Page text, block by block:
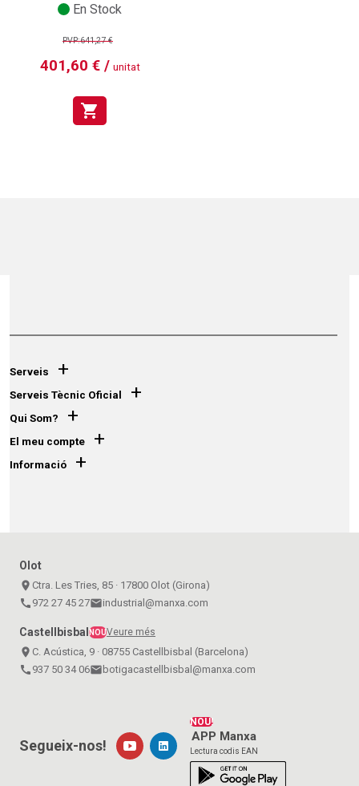
En Stock
PVP:641,27 €
401,60 € / unitat
shopping_cart
Serveis +
Serveis Tècnic Oficial +
Qui Som? +
El meu compte +
Informació +
Olot
place Ctra. Les Tries, 85 · 17800 Olot (Girona)
call 972 27 45 27emailindustrial@manxa.com
Castellbisbal NOUVeure més
place C. Acústica, 9 · 08755 Castellbisbal (Barcelona)
call 937 50 34 06emailbotigacastellbisbal@manxa.com
NOU!
APP Manxa
Lectura codis EAN
Segueix-nos!